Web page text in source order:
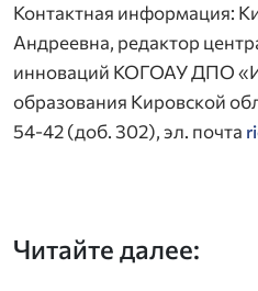
Контактная информация:
Андреевна, редактор
инноваций КОГОАУ ДПО
образования Кировской
54-42 (доб. 302), эл. почта
Читайте далее: